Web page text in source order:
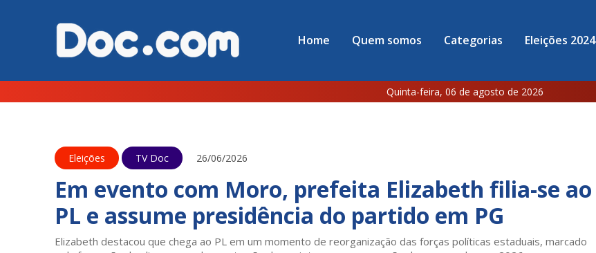
Home Quem somos Categorias Eleições 2024
Quinta-feira, 06 de agosto de 2026
Eleições TV Doc 26/06/2026
Em evento com Moro, prefeita Elizabeth filia-se ao
PL e assume presidência do partido em PG
Elizabeth destacou que chega ao PL em um momento de reorganização das forças políticas estaduais, marcado